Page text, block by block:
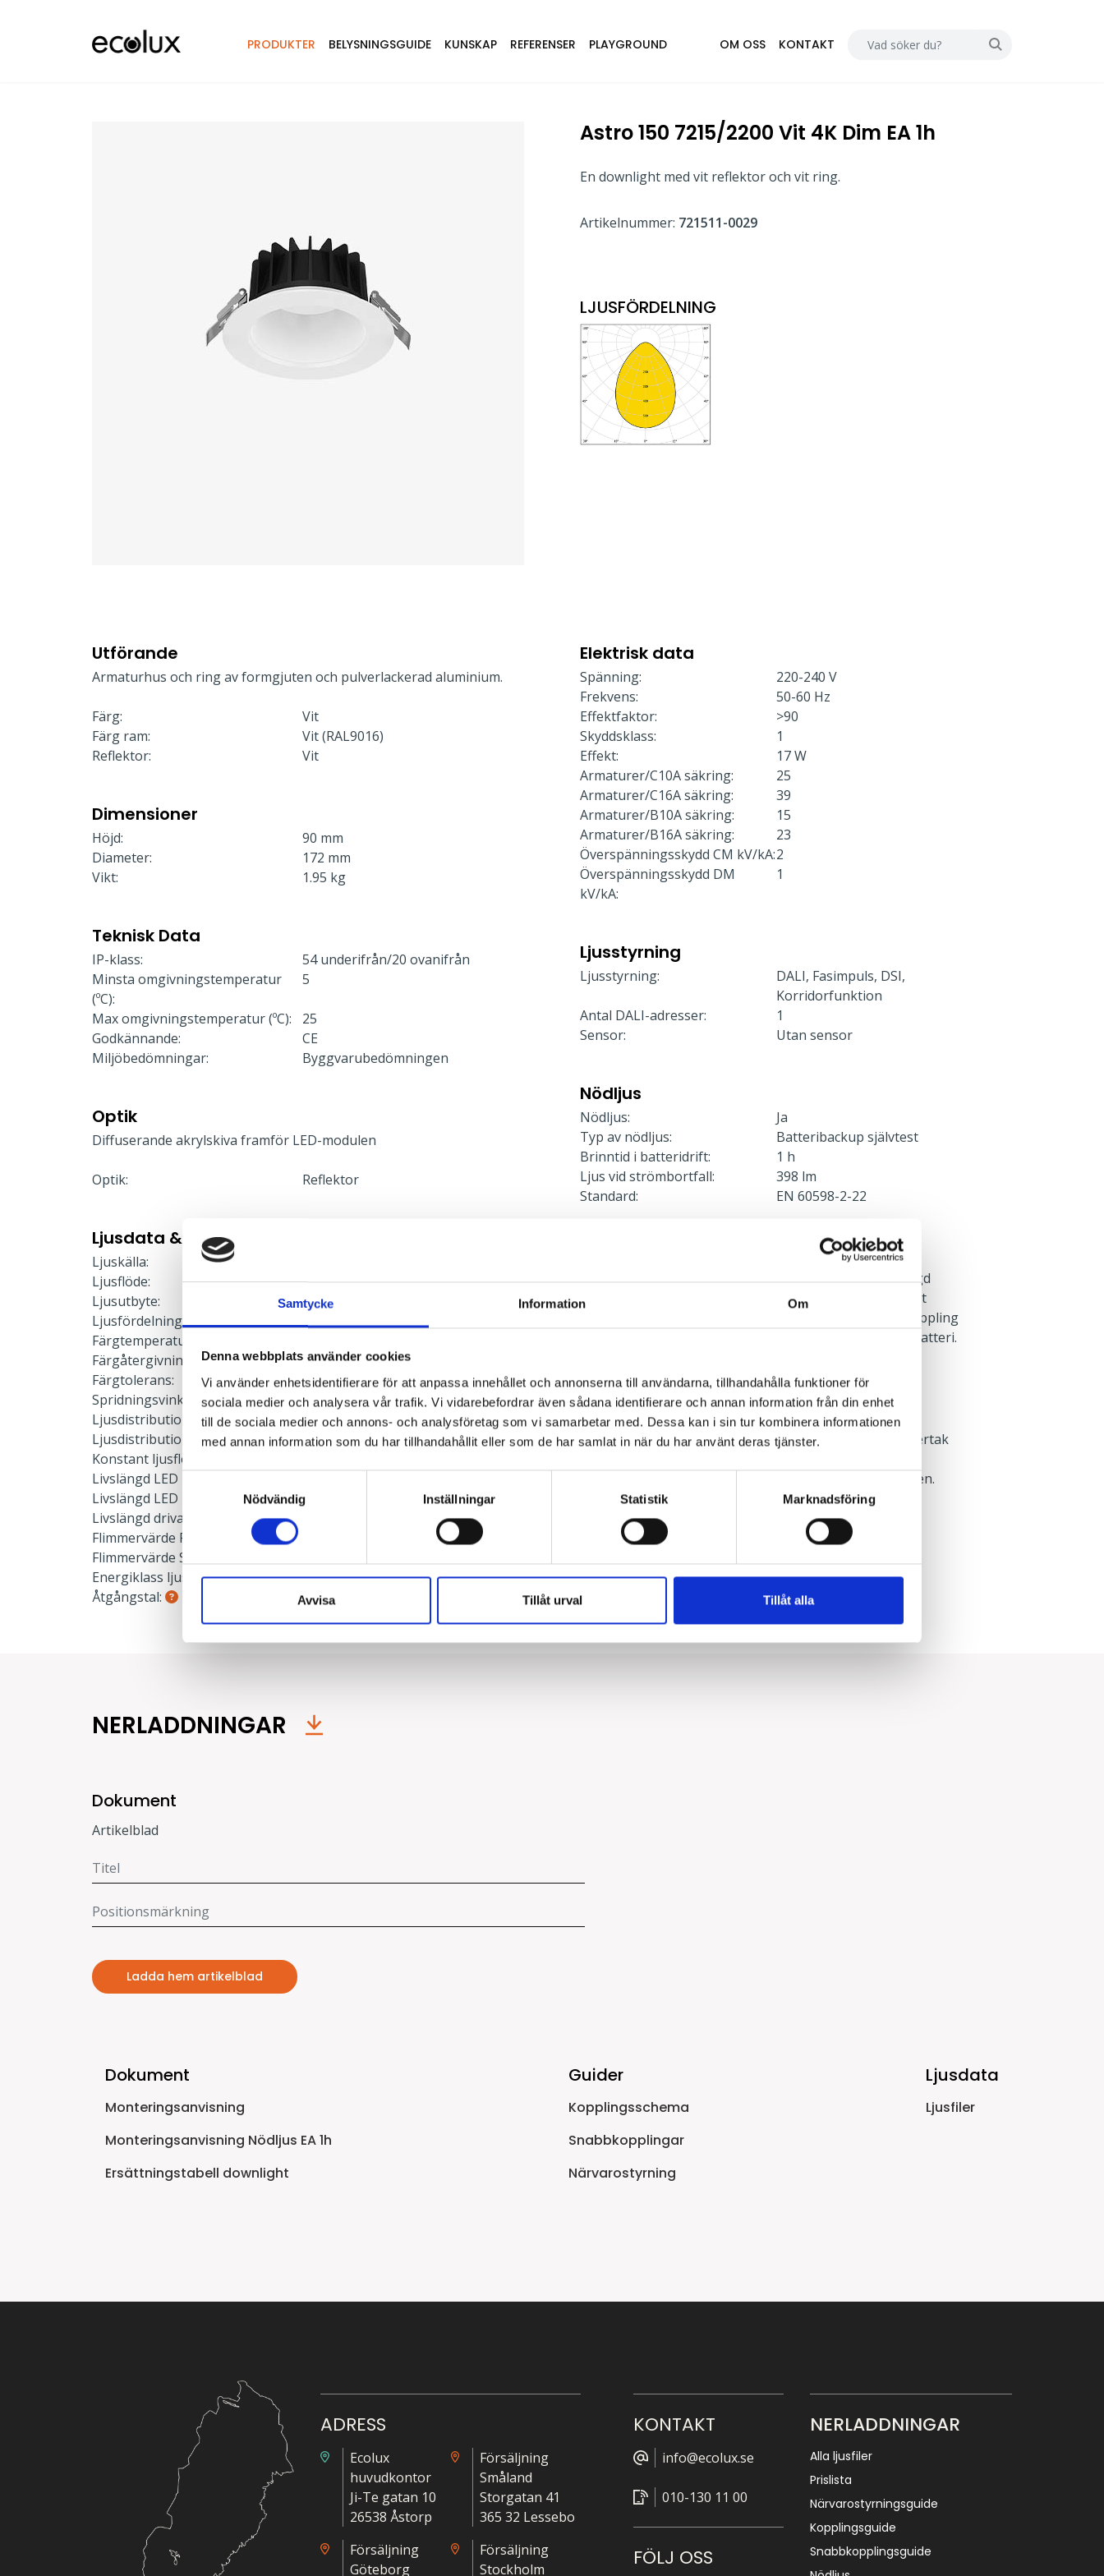
Samtycke Information Om
Denna webbplats använder cookies
Vi använder enhetsidentifierare för att anpassa innehållet och annonserna till användarna, tillhandahålla funktioner för
sociala medier och analysera vår trafik. Vi vidarebefordrar även sådana identifierare och annan information från din enhet
till de sociala medier och annons- och analysföretag som vi samarbetar med. Dessa kan i sin tur kombinera informationen
med annan information som du har tillhandahållit eller som de har samlat in när du har använt deras tjänster.
Nödvändig
Inställningar Statistik Marknadsföring
Avvisa Tillåt urval Tillåt alla
PRODUKTER BELYSNINGSGUIDE KUNSKAP REFERENSER PLAYGROUND OM OSS KONTAKT
Astro 150 7215/2200 Vit 4K Dim EA 1h
En downlight med vit reflektor och vit ring.
Artikelnummer: 721511-0029
LJUSFÖRDELNING
Utförande
Armaturhus och ring av formgjuten och pulverlackerad aluminium.
Färg:
Vit
Färg ram:
Vit (RAL9016)
Reflektor:
Vit
Dimensioner
Höjd:
90 mm
Diameter:
172 mm
Vikt:
1.95 kg
Teknisk Data
IP-klass:
54 underifrån/20 ovanifrån
Minsta omgivningstemperatur
(ºC):
5
Max omgivningstemperatur (ºC):
25
Godkännande:
CE
Miljöbedömningar:
Byggvarubedömningen
Optik
Diffuserande akrylskiva framför LED-modulen
Optik: Reflektor
Ljusdata & Prestanda
Ljuskälla:
Ljusflöde:
2174 lm
Ljusutbyte:
127 lm/W
Ljusfördelning:
Direkt
Färgtemperatur:
Färgåtergivning:
≥80
Färgtolerans:
≤3 SDCM
Spridningsvinkel:
75°
Ljusdistribution upp:
0 %
Ljusdistribution ner:
100 %
Konstant ljusflöde:
Livslängd LED L90:
Livslängd LED L70:
100000 h
Livslängd drivare:
Flimmervärde PstLm:
Flimmervärde SVM:
Energiklass ljuskälla:
D
Åtgångstal:
0.055
Elektrisk data
Spänning:
220-240 V
Frekvens:
50-60 Hz
Effektfaktor:
>90
Skyddsklass:
1
Effekt:
17 W
Armaturer/C10A säkring:
25
Armaturer/C16A säkring:
39
Armaturer/B10A säkring:
15
Armaturer/B16A säkring:
23
Överspänningsskydd CM kV/kA:2
Överspänningsskydd DM
kV/kA:
1
Ljusstyrning
Ljusstyrning:
DALI, Fasimpuls, DSI,
Korridorfunktion
Antal DALI-adresser:
1
Sensor:
Utan sensor
Nödljus
Nödljus:
Ja
Typ av nödljus:
Batteribackup självtest
Brinntid i batteridrift:
1 h
Ljus vid strömbortfall:
398 lm
Standard:
EN 60598-2-22
Armaturen är försedd med en nödljusenhet med inbyggd
drivare och batteri som ansluts med snabbkoppling mot
armatur. Dubbla införingshål för möjlighet till vidarekoppling
5x2x2,5 mm². Fast fas krävs för underhållsladdning av batteri.
Montage
Monteras helt utan verktyg. Vid montering i mjukt undertak
tillbehör. Mer information finns i monteringsanvisningen.
Typ av montage: Infällt
NERLADDNINGAR
Dokument
Artikelblad
Ladda hem artikelblad
Dokument
Monteringsanvisning
Monteringsanvisning Nödljus EA 1h
Ersättningstabell downlight
Guider
Kopplingsschema
Snabbkopplingar
Närvarostyrning
Ljusdata
Ljusfiler
ADRESS
Ecolux
huvudkontor
Ji-Te gatan 10
26538 Åstorp
Försäljning
Småland
Storgatan 41
365 32 Lessebo
Försäljning
Göteborg
Försäljning
Stockholm
KONTAKT
info@ecolux.se
010-130 11 00
FÖLJ OSS
NERLADDNINGAR
Alla ljusfiler
Prislista
Närvarostyrningsguide
Kopplingsguide
Snabbkopplingsguide